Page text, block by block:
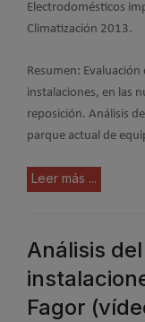
Electrodomésticos
Climatización 2013.
Resumen:
instalaciones, en las
reposición. Análisis
parque actual de
Leer más ...
Análisis
Fagor